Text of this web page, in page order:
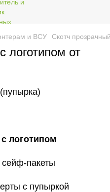
и ВСУ Скотч
логотипом от
логотипом
сейф-пакеты
с пупыркой